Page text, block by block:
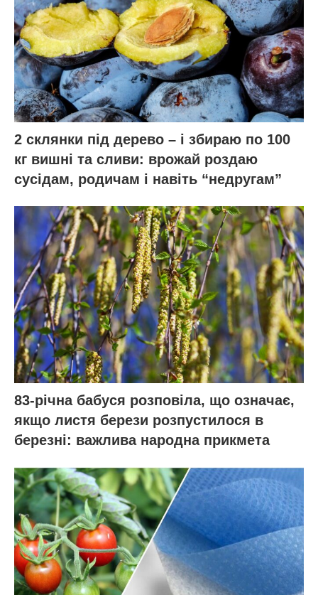
2 склянки під дерево – і збираю по 100
кг вишні та сливи: врожай роздаю
сусідам, родичам і навіть “недругам”
83-річна бабуся розповіла, що означає,
якщо листя берези розпустилося в
березні: важлива народна прикмета